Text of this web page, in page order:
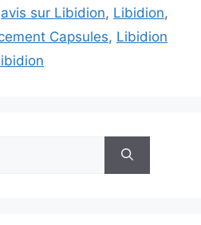
avis sur Libidion, Libidion,
Capsules, Libidion